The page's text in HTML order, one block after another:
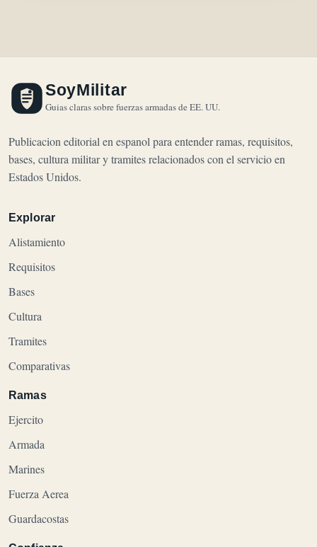
SoyMilitar
Guias claras sobre fuerzas armadas de EE. UU.
Publicacion editorial en espanol para entender ramas, requisitos,
bases, cultura militar y tramites relacionados con el servicio en
Estados Unidos.
Explorar
Alistamiento
Requisitos
Bases
Cultura
Tramites
Comparativas
Ramas
Ejercito
Armada
Marines
Fuerza Aerea
Guardacostas